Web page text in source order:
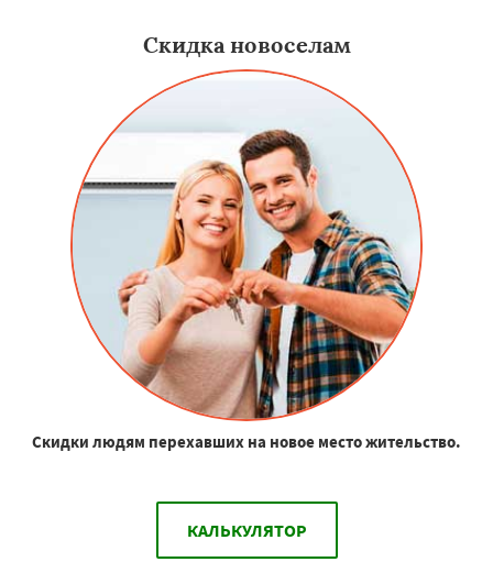
Скидка новоселам
Скидки людям перехавших на новое место жительство.
КАЛЬКУЛЯТОР